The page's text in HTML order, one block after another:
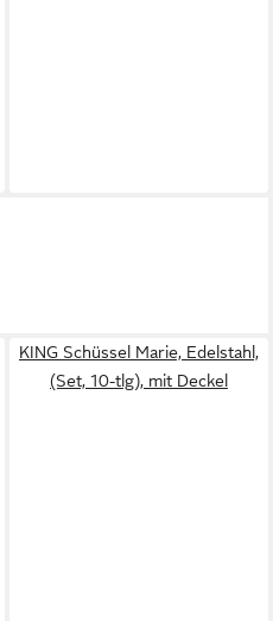
KING Schüssel Marie, Edelstahl,
(Set, 10-tlg), mit Deckel